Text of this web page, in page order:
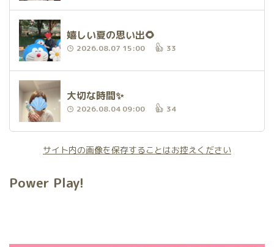
嬉しい夏の思い出🌻
2026.08.07 15:00 33
大切な時間✨
2026.08.04 09:00 34
サイト内の画像を保存することはお控えください
Power Play!